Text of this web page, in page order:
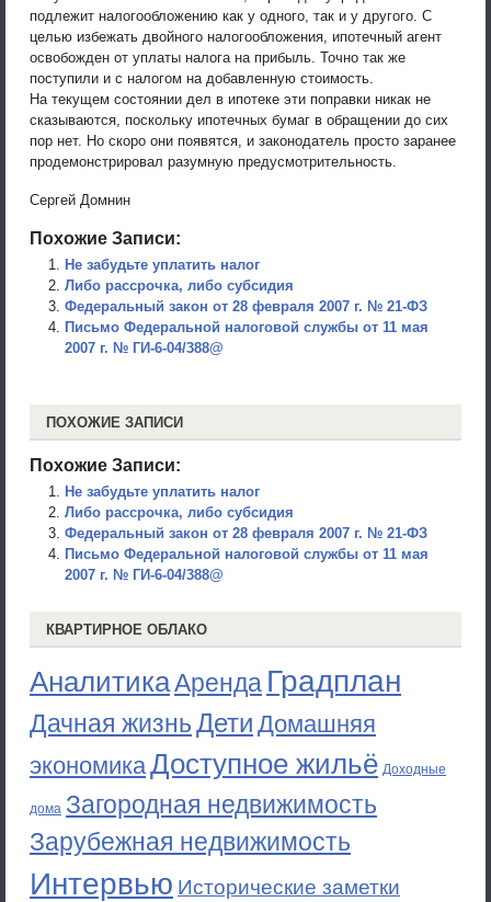
подлежит налогообложению как у одного, так и у другого. С
целью избежать двойного налогообложения, ипотечный агент
освобожден от уплаты налога на прибыль. Точно так же
поступили и с налогом на добавленную стоимость.
На текущем состоянии дел в ипотеке эти поправки никак не
сказываются, поскольку ипотечных бумаг в обращении до сих
пор нет. Но скоро они появятся, и законодатель просто заранее
продемонстрировал разумную предусмотрительность.
Сергей Домнин
Похожие Записи:
Не забудьте уплатить налог
Либо рассрочка, либо субсидия
Федеральный закон от 28 февраля 2007 г. № 21-ФЗ
Письмо Федеральной налоговой службы от 11 мая
2007 г. № ГИ-6-04/388@
ПОХОЖИЕ ЗАПИСИ
Похожие Записи:
Не забудьте уплатить налог
Либо рассрочка, либо субсидия
Федеральный закон от 28 февраля 2007 г. № 21-ФЗ
Письмо Федеральной налоговой службы от 11 мая
2007 г. № ГИ-6-04/388@
КВАРТИРНОЕ ОБЛАКО
АналитикаАренда Градплан
Дачная жизньДети Домашняя
экономикаДоступное жильё Доходные
дома Загородная недвижимость
Зарубежная недвижимость
Интервью Исторические заметки